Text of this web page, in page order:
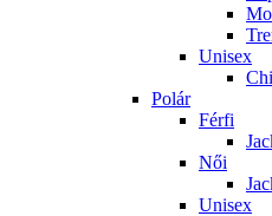
Unisex
Polár
Férfi
Női
Unisex